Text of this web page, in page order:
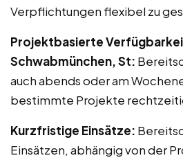
Verpflichtungen flexibel zu
Projektbasierte
Schwabmünchen, St:
auch abends oder am
bestimmte Projekte
Kurzfristige Einsätze:
Einsätzen, abhängig von der